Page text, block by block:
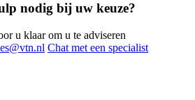
nodig bij uw keuze?
u klaar om u te adviseren
Chat met een specialist